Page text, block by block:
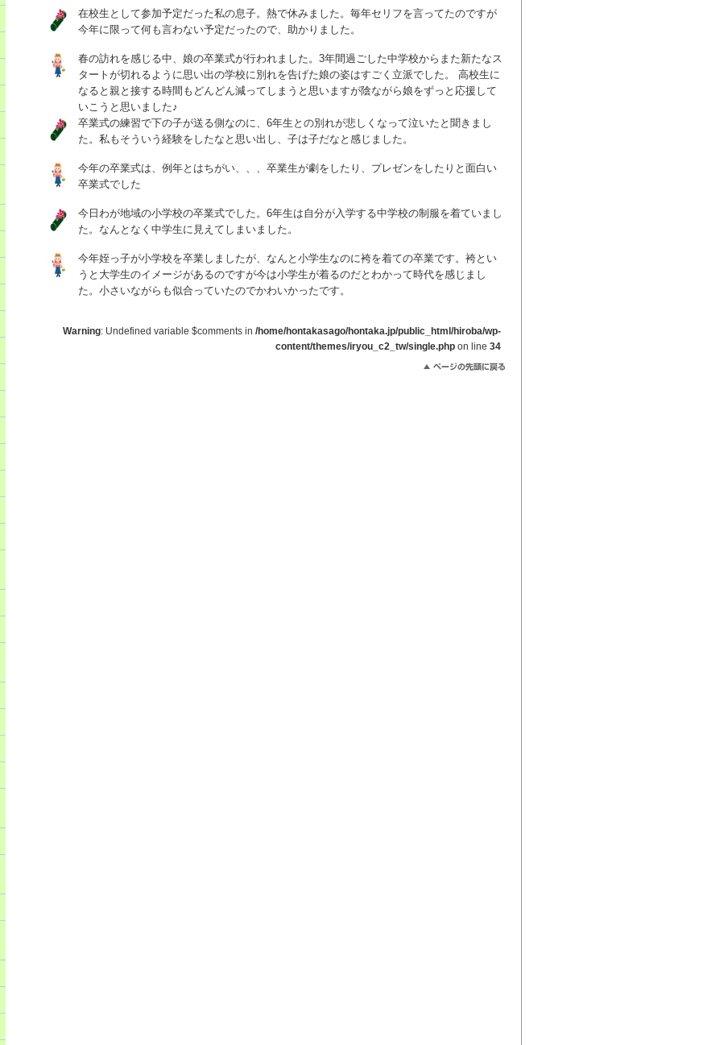
在校生として参加予定だった私の息子。熱で休みました。毎年セリフを言ってたのですが
今年に限って何も言わない予定だったので、助かりました。
春の訪れを感じる中、娘の卒業式が行われました。3年間過ごした中学校からまた新たなス
タートが切れるように思い出の学校に別れを告げた娘の姿はすごく立派でした。 高校生に
なると親と接する時間もどんどん減ってしまうと思いますが陰ながら娘をずっと応援して
いこうと思いました♪
卒業式の練習で下の子が送る側なのに、6年生との別れが悲しくなって泣いたと聞きまし
た。私もそういう経験をしたなと思い出し、子は子だなと感じました。
今年の卒業式は、例年とはちがい、、、卒業生が劇をしたり、プレゼンをしたりと面白い
卒業式でした
今日わが地域の小学校の卒業式でした。6年生は自分が入学する中学校の制服を着ていまし
た。なんとなく中学生に見えてしまいました。
今年姪っ子が小学校を卒業しましたが、なんと小学生なのに袴を着ての卒業です。袴とい
うと大学生のイメージがあるのですが今は小学生が着るのだとわかって時代を感じまし
た。小さいながらも似合っていたのでかわいかったです。
Warning: Undefined variable $comments in /home/hontakasago/hontaka.jp/public_html/hiroba/wp-
content/themes/iryou_c2_tw/single.php on line 34